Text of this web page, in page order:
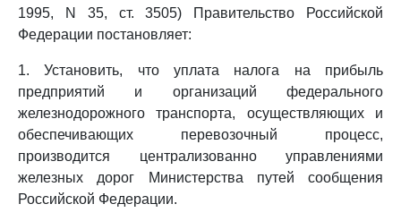
1995, N 35, ст. 3505) Правительство Российской
Федерации постановляет:
1. Установить, что уплата налога на прибыль
предприятий и организаций федерального
железнодорожного транспорта, осуществляющих и
обеспечивающих перевозочный процесс,
производится централизованно управлениями
железных дорог Министерства путей сообщения
Российской Федерации.